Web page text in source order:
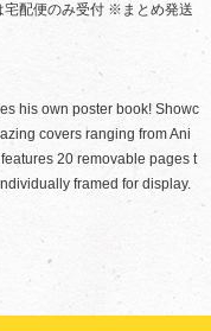
配便のみ受付 ※まとめ発送
his own poster book! Showc
covers ranging from Ani
20 removable pages t
framed for display.